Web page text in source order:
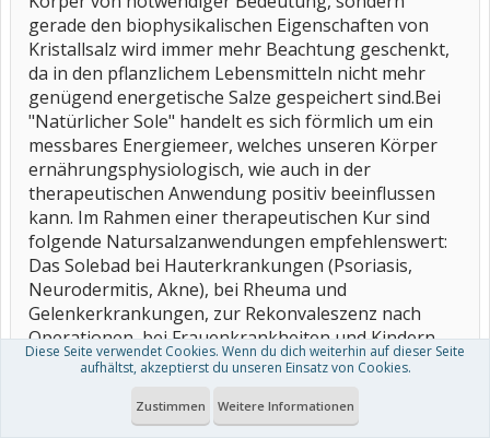
gerade den biophysikalischen Eigenschaften von
Kristallsalz wird immer mehr Beachtung geschenkt,
da in den pflanzlichem Lebensmitteln nicht mehr
genügend energetische Salze gespeichert sind.Bei
"Natürlicher Sole" handelt es sich förmlich um ein
messbares Energiemeer, welches unseren Körper
ernährungsphysiologisch, wie auch in der
therapeutischen Anwendung positiv beeinflussen
kann. Im Rahmen einer therapeutischen Kur sind
folgende Natursalzanwendungen empfehlenswert:
Das Solebad bei Hauterkrankungen (Psoriasis,
Neurodermitis, Akne), bei Rheuma und
Gelenkerkrankungen, zur Rekonvaleszenz nach
Operationen, bei Frauenkrankheiten und Kindern
mit Infektneigungen, sowie zur Stärkung des
Die Soleinhalation bei chronischen und spezifischen
Diese Seite verwendet Cookies. Wenn du dich weiterhin auf dieser Seite
aufhältst, akzeptierst du unseren Einsatz von Cookies.
Zustimmen Weitere Informationen